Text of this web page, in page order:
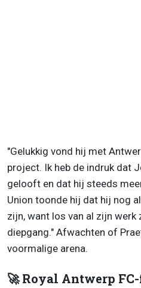
"Gelukkig vond hij met
project. Ik heb de indruk dat
gelooft en dat hij steeds
Union toonde hij dat hij nog
zijn, want los van al zijn
diepgang." Afwachten of
voormalige arena.
🚀 Royal Antwerp